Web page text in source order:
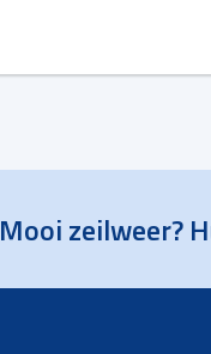
Mooi zeilweer?